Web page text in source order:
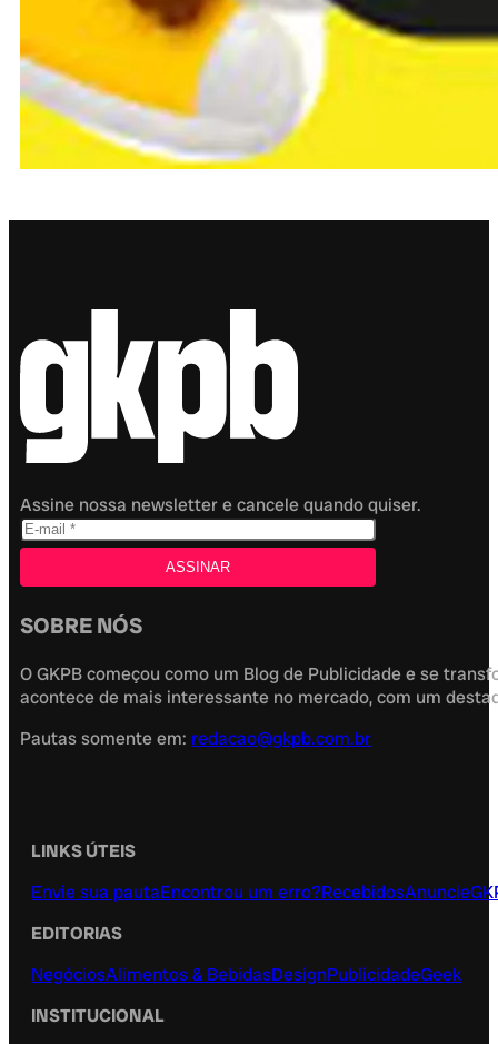
Assine nossa newsletter e cancele quando quiser.
SOBRE NÓS
O GKPB começou como um Blog de Publicidade e se
acontece de mais interessante no mercado, com um
Pautas somente em: redacao@gkpb.com.br
LINKS ÚTEIS
Envie sua pautaEncontrou um erro?RecebidosAnuncie
EDITORIAS
NegóciosAlimentos & BebidasDesignPublicidadeGeek
INSTITUCIONAL